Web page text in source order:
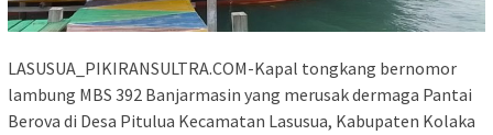
LASUSUA_PIKIRANSULTRA.COM-Kapal tongkang bernomor
lambung MBS 392 Banjarmasin yang merusak dermaga Pantai
Berova di Desa Pitulua Kecamatan Lasusua, Kabupaten Kolaka